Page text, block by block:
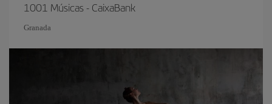
1001 Músicas - CaixaBank
Granada